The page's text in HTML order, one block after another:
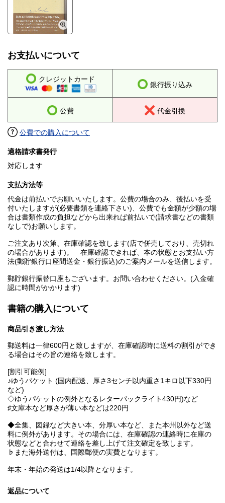
お支払いについて
クレジットカード
銀行振り込み
公費 代金引換
公費での購入について
適格請求書発行
対応します
支払方法等
代金は前払いでお願いいたします。公費の場合のみ、後払いを受
付いたしますが(必要書類を連絡下さい)、公費でも金額が少額の場
合は書類作成の負担などから出来れば前払いで(請求書などの書類
なしで)お願いします。
ご注文あり次第、在庫確認を致します(店で併売しており、売切れ
の場合があります)。 在庫確認できれば、本の状態とお支払い方
法(郵貯銀行口座間送金・銀行振込)のご案内メールを送信します。
郵貯銀行振替口座もございます。お問い合わせください。(入金確
認に時間がかかります)
書籍の購入について
商品引き渡し方法
郵送料は一律600円と致しますが、在庫確認時に送料の割引ができ
る場合はその旨の連絡を致します。
[割引可能例]
♪ゆうパケット (国内配送、厚さ3センチ以内重さ1キロ以下330円
など)
◇ゆうパケットの例外となるレターパックライト430円)など
♯文庫本など厚さが薄い本などは220円
◆全集、図録など大きい本、分厚い本など、また本州以外など送
料に例外があります。その場合には、在庫確認の連絡時に在庫の
状態などと合わせて連絡を差し上げて注文確定を致します。
♭また海外送付は、国際郵便の実費となります。
年末・年始の発送は1/4以降となります。
返品について